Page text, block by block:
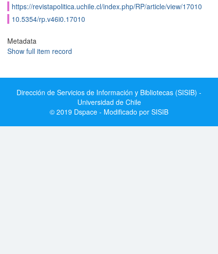
https://revistapolitica.uchile.cl/index.php/RP/article/view/17010
10.5354/rp.v46i0.17010
Metadata
Show full item record
Dirección de Servicios de Información y Bibliotecas (SISIB) -
Universidad de Chile
© 2019 Dspace - Modificado por SISIB